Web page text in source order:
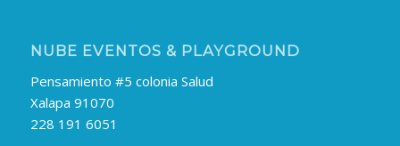
NUBE EVENTOS & PLAYGROUND
Pensamiento #5 colonia Salud
Xalapa 91070
228 191 6051